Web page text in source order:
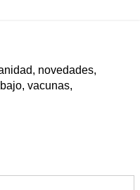
novedades,
vacunas,